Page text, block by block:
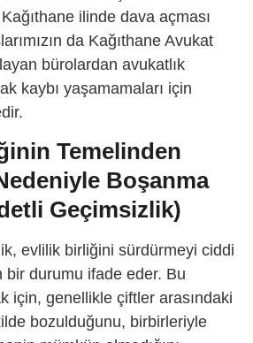
ilinde dava açması
da Kağıthane Avukat
bürolardan avukatlık
kaybı yaşamamaları için
Temelinden
Boşanma
Geçimsizlik)
evlilik birliğini sürdürmeyi ciddi
bir durumu ifade eder. Bu
için, genellikle çiftler arasındaki
bozulduğunu, birbirleriyle